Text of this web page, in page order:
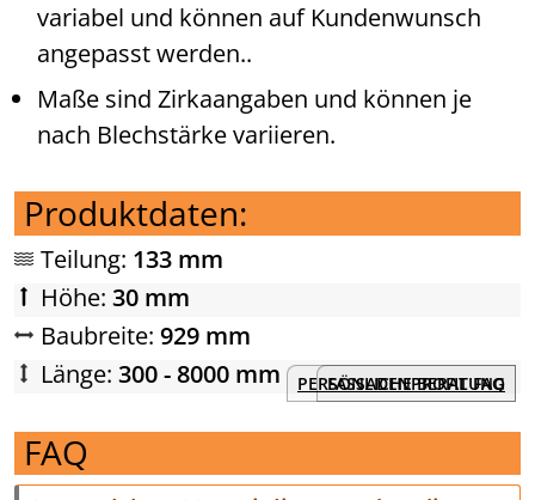
variabel und können auf Kundenwunsch
angepasst werden..
Maße sind Zirkaangaben und können je
nach Blechstärke variieren.
Produktdaten:
Teilung: 133 mm
Höhe:30 mm
Baubreite:929 mm
Länge:300 - 8000 mm FASSADENPROFIL FAQ
PERSÖNLICHE BERATUNG
FAQ